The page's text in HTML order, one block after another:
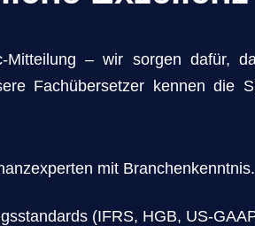
Mitteilung – wir sorgen dafür,
Fachübersetzer kennen die
mit Branchenkenntnis.
(IFRS, HGB, US-